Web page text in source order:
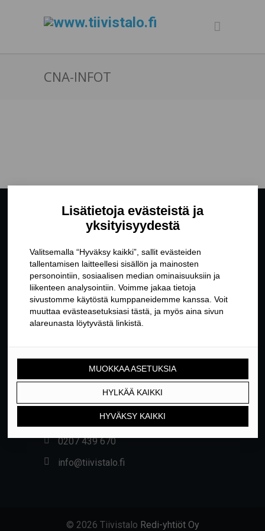
CNA-INFOT
YHTEYSTIEDOT
Yrittäjäntie 24, 01800 KLAUKKALA
0207 439 670
info@tiivistalo.fi
© 2026 Tiivistalo Redi-yhtiöt Oy